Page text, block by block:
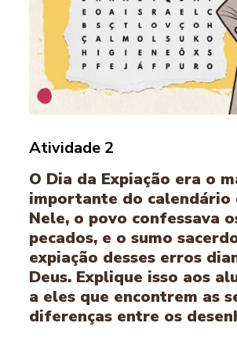
Atividade 2
O Dia da Expiação era o
importante do calendário
Nele, o povo confessava
pecados, e o sumo
expiação desses erros
Deus. Explique isso aos
a eles que encontrem as
diferenças entre os